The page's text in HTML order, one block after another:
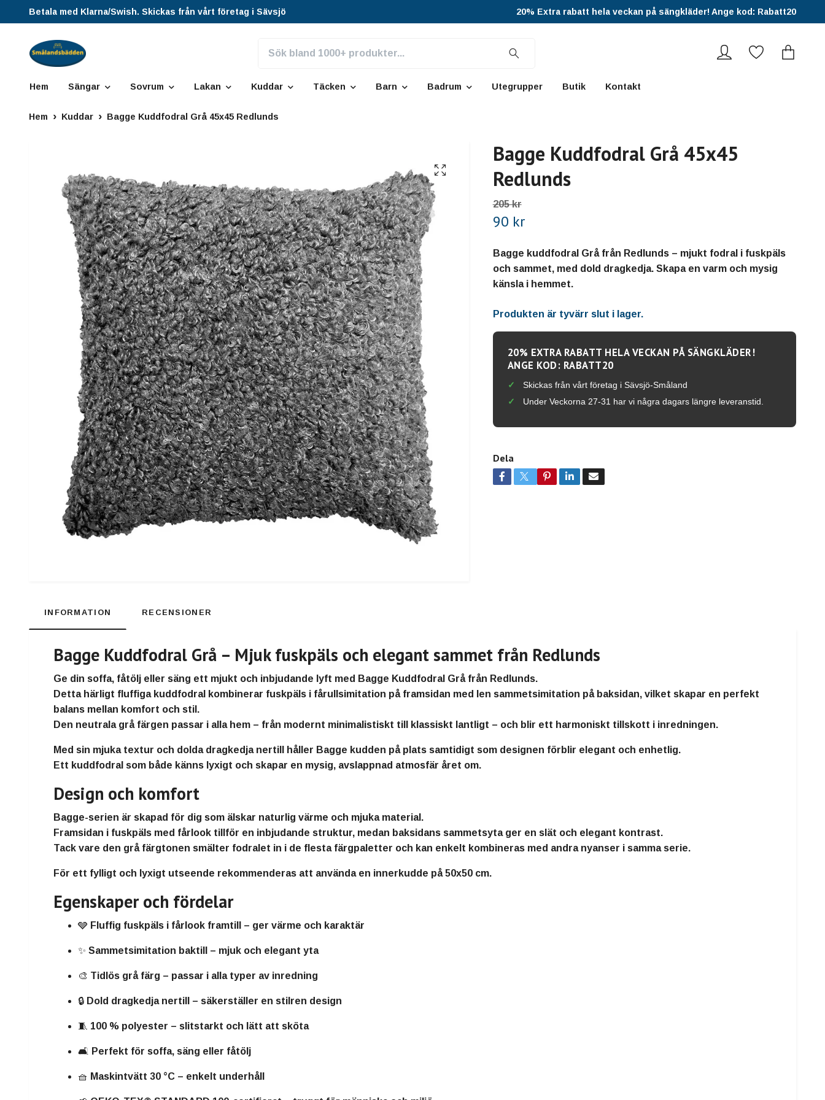
Betala med Klarna/Swish. Skickas från vårt företag i Sävsjö 20% Extra rabatt hela veckan på sängkläder! Ange kod: Rabatt20
Hem Sängar Sovrum Lakan Kuddar Täcken Barn Badrum Utegrupper Butik Kontakt
Hem Kuddar Bagge Kuddfodral Grå 45x45 Redlunds
Bagge Kuddfodral Grå 45x45
Redlunds
205 kr
90 kr
Bagge kuddfodral Grå från Redlunds – mjukt fodral i fuskpäls
och sammet, med dold dragkedja. Skapa en varm och mysig
känsla i hemmet.
Produkten är tyvärr slut i lager.
20% EXTRA RABATT HELA VECKAN PÅ SÄNGKLÄDER!
ANGE KOD: RABATT20
Skickas från vårt företag i Sävsjö-Småland
Under Veckorna 27-31 har vi några dagars längre leveranstid.
Dela
INFORMATION RECENSIONER
Bagge Kuddfodral Grå – Mjuk fuskpäls och elegant sammet från Redlunds
Ge din soffa, fåtölj eller säng ett mjukt och inbjudande lyft med Bagge Kuddfodral Gråfrån Redlunds.
Detta härligt fluffiga kuddfodral kombinerar fuskpäls i fårullsimitation på framsidan med len sammetsimitation på baksidan, vilket skapar en perfekt
balans mellan komfort och stil .
Den neutrala grå färgen passar i alla hem – från modernt minimalistiskt till klassiskt lantligt – och blir ett harmoniskt tillskott i inredningen.
Med sin mjuka textur och dolda dragkedja nertill
håller Bagge kudden på plats samtidigt som designen förblir elegant och enhetlig.
Ett kuddfodral som både känns lyxigt och skapar en mysig, avslappnad atmosfär året om.
Design och komfort
Bagge-serien är skapad för dig som älskar naturlig värme och mjuka material .
Framsidan i fuskpäls med fårlook tillför en inbjudande struktur, medan baksidans sammetsytager en slät och elegant kontrast.
Tack vare den grå färgtonen smälter fodralet in i de flesta färgpaletter och kan enkelt kombineras med andra nyanser i samma serie.
För ett fylligt och lyxigt utseende rekommenderas att använda en innerkudde på 50x50 cm.
Egenskaper och fördelar
🩶 Fluffig fuskpäls i fårlook framtill – ger värme och karaktär
✨ Sammetsimitation baktill – mjuk och elegant yta
🎨 Tidlös grå färg – passar i alla typer av inredning
🔒 Dold dragkedja nertill – säkerställer en stilren design
🧵 100 % polyester – slitstarkt och lätt att sköta
🛋️ Perfekt för soffa, säng eller fåtölj
🧺 Maskintvätt 30 °C – enkelt underhåll